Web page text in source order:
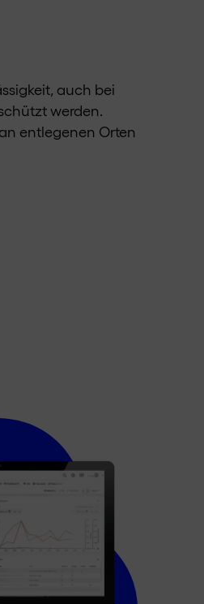
auch bei
werden.
entlegenen Orten